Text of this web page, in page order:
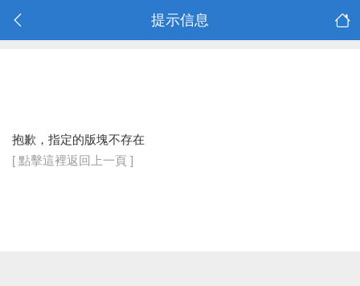
提示信息
抱歉，指定的版塊不存在
[ 點擊這裡返回上一頁 ]